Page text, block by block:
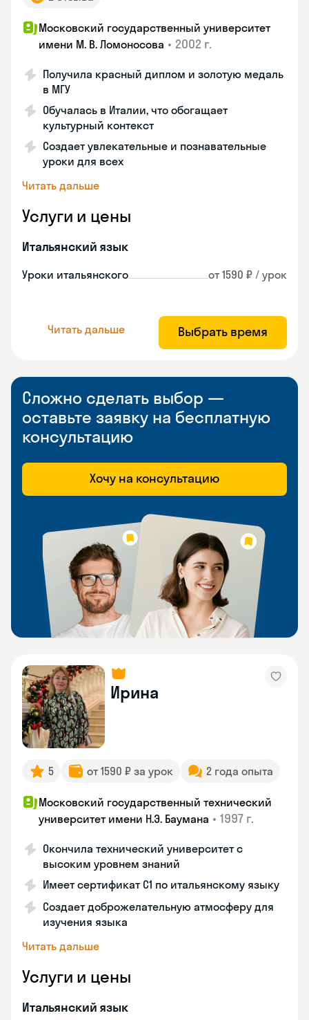
Московский государственный университет
имени М. В. Ломоносова • 2002 г.
Получила красный диплом и золотую медаль
в МГУ
Обучалась в Италии, что обогащает
культурный контекст
Создает увлекательные и познавательные
уроки для всех
Читать дальше
Услуги и цены
Итальянский язык
Уроки итальянского от 1590 ₽ / урок
Читать дальше Выбрать время
Сложно сделать выбор —
оставьте заявку на бесплатную
консультацию
Хочу на консультацию
Ирина
5 от 1590 ₽ за урок 2 года опыта
Московский государственный технический
университет имени Н.Э. Баумана • 1997 г.
Окончила технический университет с
высоким уровнем знаний
Имеет сертификат C1 по итальянскому языку
Создает доброжелательную атмосферу для
изучения языка
Читать дальше
Услуги и цены
Итальянский язык